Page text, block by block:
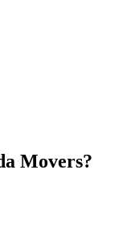
Movers?